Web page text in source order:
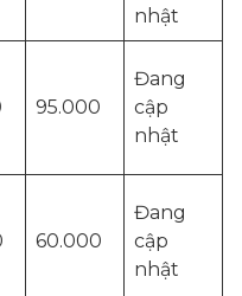
nhật
95.000
Đang
cập
nhật
60.000
Đang
cập
nhật